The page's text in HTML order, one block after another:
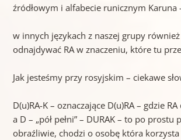
źródłowym i alfabecie runicznym Karuna
w innych językach z naszej grupy
odnajdywać RA w znaczeniu, które tu
Jak jesteśmy przy rosyjskim – ciekawe
D(u)RA-K – oznaczające D(u)RA – gdzie RA
a D – „pół pełni” – DURAK – to po prostu
obraźliwie, chodzi o osobę która